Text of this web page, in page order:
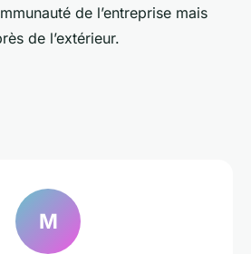
de l’entreprise mais
de l’extérieur.
M